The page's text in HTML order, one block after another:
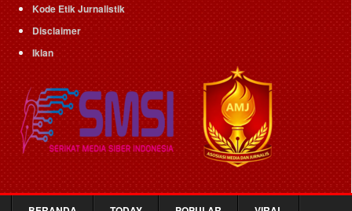
Kode Etik Jurnalistik
Disclaimer
Iklan